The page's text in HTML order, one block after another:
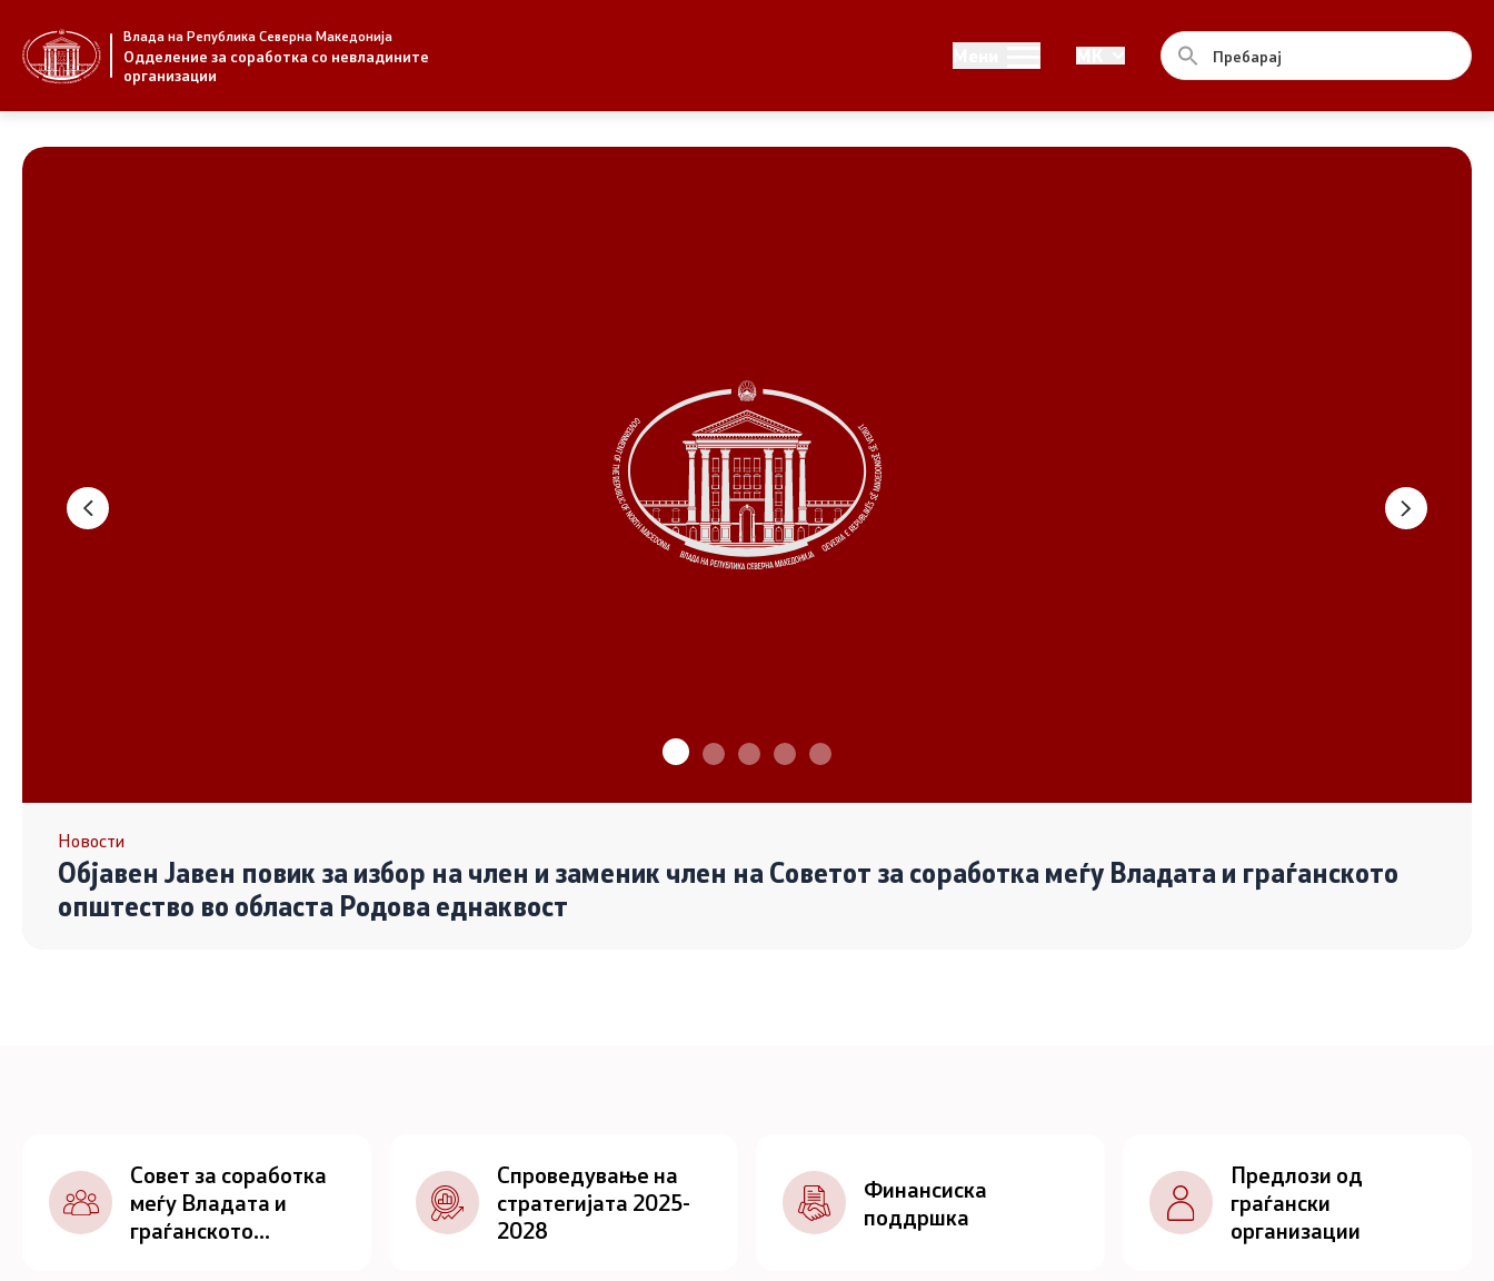
Влада на Република Северна Македонија
Одделение за соработка со невладините
организации
За нас Совет
Регистар
Дијалог меѓу Владата и граѓанскиот
Финансиска поддршка
Прегледи
Програми
Линкови
Изјава за пристапност
Новости
Објавен Јавен повик за избор на член и заменик член на Советот за соработка меѓу Владата и граѓанското
општество во областа Родова еднаквост
Совет за соработка
меѓу Владата и
граѓанското
Спроведување на
стратегијата 2025-
2028
Финансиска
поддршка
Предлози од
граѓански
организации